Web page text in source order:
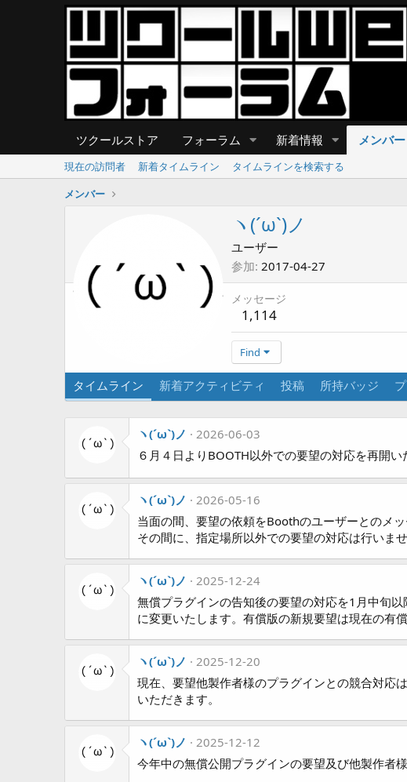
ツクールストア フォーラム 新着情報 メンバー
現在の訪問者 新着タイムライン
タイムラインを検索する
メンバー
ヽ(´ω`)ノ
ユーザー
参加 2017-04-27
メッセージ
1,114
Find
タイムライン 新着アクティビティ 投稿 所持バッジ
ヽ(´ω`)ノ
2026-06-03
６月４日よりBOOTH以外での要望の対応を再開い
ヽ(´ω`)ノ
2026-05-16
当面の間、要望の依頼をBoothのユーザーとのメ
その間に、指定場所以外での要望の対応は行いま
ヽ(´ω`)ノ
2025-12-24
無償プラグインの告知後の要望の対応を1月中旬
に変更いたします。有償版の新規要望は現在の有
ヽ(´ω`)ノ
2025-12-20
現在、要望他製作者様のプラグインとの競合対応
いただきます。
ヽ(´ω`)ノ
2025-12-12
今年中の無償公開プラグインの要望及び他製作者